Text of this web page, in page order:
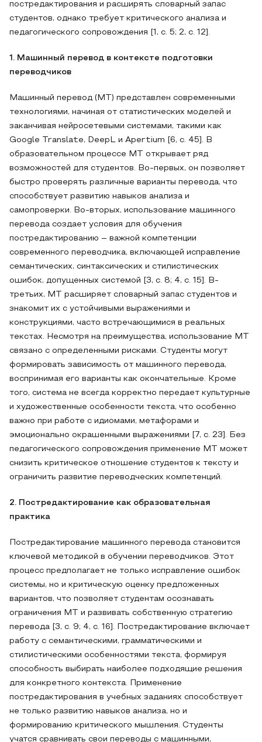
постредактирования и расширять словарный запас
студентов, однако требует критического анализа и
педагогического сопровождения [1, с. 5; 2, с. 12].
1. Машинный перевод в контексте подготовки
переводчиков
Машинный перевод (MT) представлен современными
технологиями, начиная от статистических моделей и
заканчивая нейросетевыми системами, такими как
Google Translate, DeepL и Apertium [6, с. 45]. В
образовательном процессе MT открывает ряд
возможностей для студентов. Во-первых, он позволяет
быстро проверять различные варианты перевода, что
способствует развитию навыков анализа и
самопроверки. Во-вторых, использование машинного
перевода создает условия для обучения
постредактированию – важной компетенции
современного переводчика, включающей исправление
семантических, синтаксических и стилистических
ошибок, допущенных системой [3, с. 8; 4, с. 15]. В-
третьих, MT расширяет словарный запас студентов и
знакомит их с устойчивыми выражениями и
конструкциями, часто встречающимися в реальных
текстах. Несмотря на преимущества, использование MT
связано с определенными рисками. Студенты могут
формировать зависимость от машинного перевода,
воспринимая его варианты как окончательные. Кроме
того, система не всегда корректно передает культурные
и художественные особенности текста, что особенно
важно при работе с идиомами, метафорами и
эмоционально окрашенными выражениями [7, с. 23]. Без
педагогического сопровождения применение MT может
снизить критическое отношение студентов к тексту и
ограничить развитие переводческих компетенций.
2. Постредактирование как образовательная
практика
Постредактирование машинного перевода становится
ключевой методикой в обучении переводчиков. Этот
процесс предполагает не только исправление ошибок
системы, но и критическую оценку предложенных
вариантов, что позволяет студентам осознавать
ограничения MT и развивать собственную стратегию
перевода [3, с. 9; 4, с. 16]. Постредактирование включает
работу с семантическими, грамматическими и
стилистическими особенностями текста, формируя
способность выбирать наиболее подходящие решения
для конкретного контекста. Применение
постредактирования в учебных заданиях способствует
не только развитию навыков анализа, но и
формированию критического мышления. Студенты
учатся сравнивать свои переводы с машинными,